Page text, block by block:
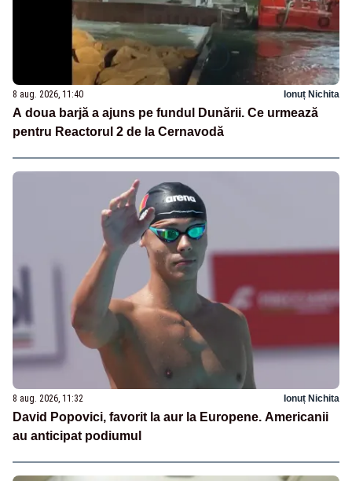
8 aug. 2026, 11:40 Ionuț Nichita
A doua barjă a ajuns pe fundul Dunării. Ce urmează
pentru Reactorul 2 de la Cernavodă
8 aug. 2026, 11:32 Ionuț Nichita
David Popovici, favorit la aur la Europene. Americanii
au anticipat podiumul